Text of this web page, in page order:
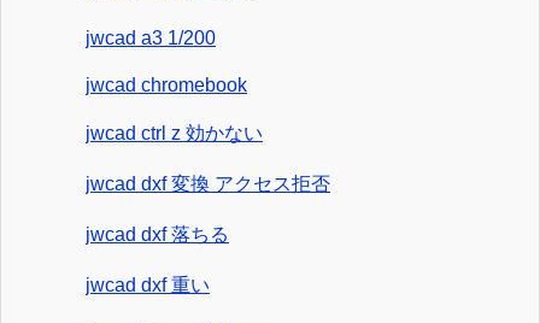
jwcad a3 1/200
jwcad chromebook
jwcad ctrl z 効かない
jwcad dxf 変換 アクセス拒否
jwcad dxf 落ちる
jwcad dxf 重い